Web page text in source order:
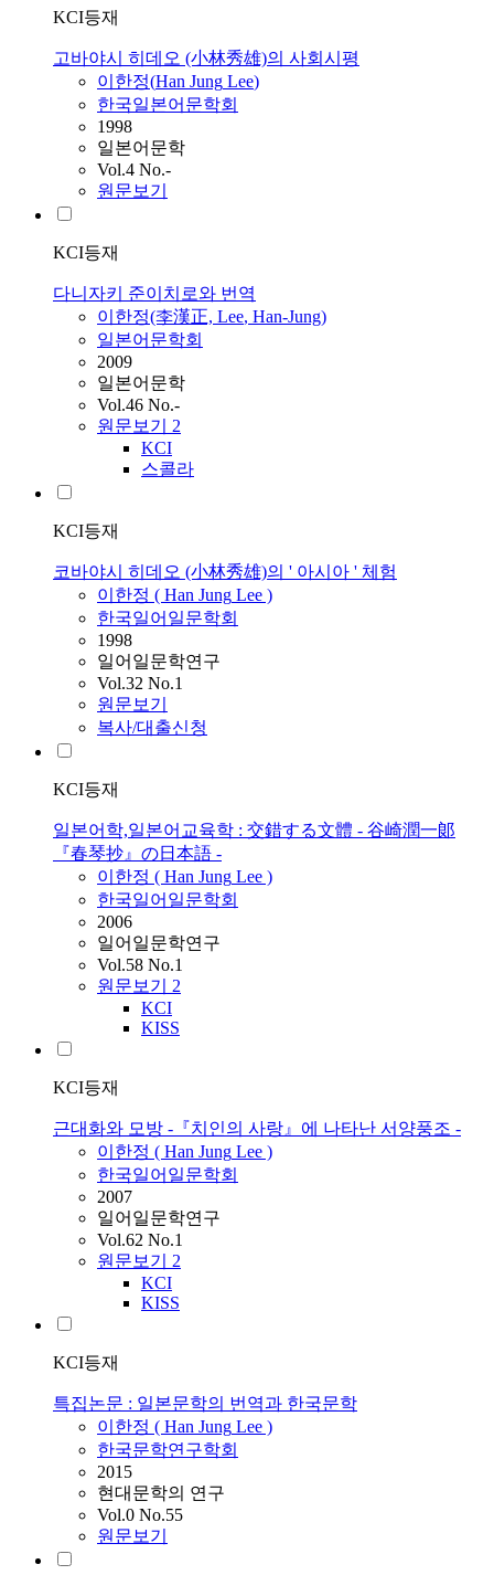
KCI등재
고바야시 히데오 (小林秀雄)의 사회시평
이한정(Han Jung Lee)
한국일본어문학회
1998
일본어문학
Vol.4 No.-
원문보기
KCI등재
다니자키 준이치로와 번역
이한정(李漢正, Lee, Han-Jung)
일본어문학회
2009
일본어문학
Vol.46 No.-
원문보기 2
KCI
스콜라
KCI등재
코바야시 히데오 (小林秀雄)의 ' 아시아 ' 체험
이한정 ( Han Jung Lee )
한국일어일문학회
1998
일어일문학연구
Vol.32 No.1
원문보기
복사/대출신청
KCI등재
일본어학,일본어교육학 : 交錯する文體 - 谷崎潤一郞
『春琴抄』の日本語 -
이한정 ( Han Jung Lee )
한국일어일문학회
2006
일어일문학연구
Vol.58 No.1
원문보기 2
KCI
KISS
KCI등재
근대화와 모방 -『치인의 사랑』에 나타난 서양풍조 -
이한정 ( Han Jung Lee )
한국일어일문학회
2007
일어일문학연구
Vol.62 No.1
원문보기 2
KCI
KISS
KCI등재
특집논문 : 일본문학의 번역과 한국문학
이한정 ( Han Jung Lee )
한국문학연구학회
2015
현대문학의 연구
Vol.0 No.55
원문보기